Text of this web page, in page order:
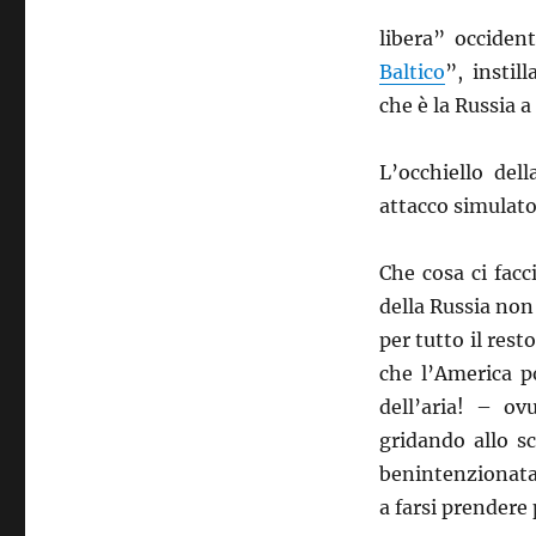
libera”
Baltico”,
che è la Russia
L’occhiello
attacco
Che cosa ci
della Russia
per tutto il
che l’America
dell’aria! –
gridando allo
a farsi